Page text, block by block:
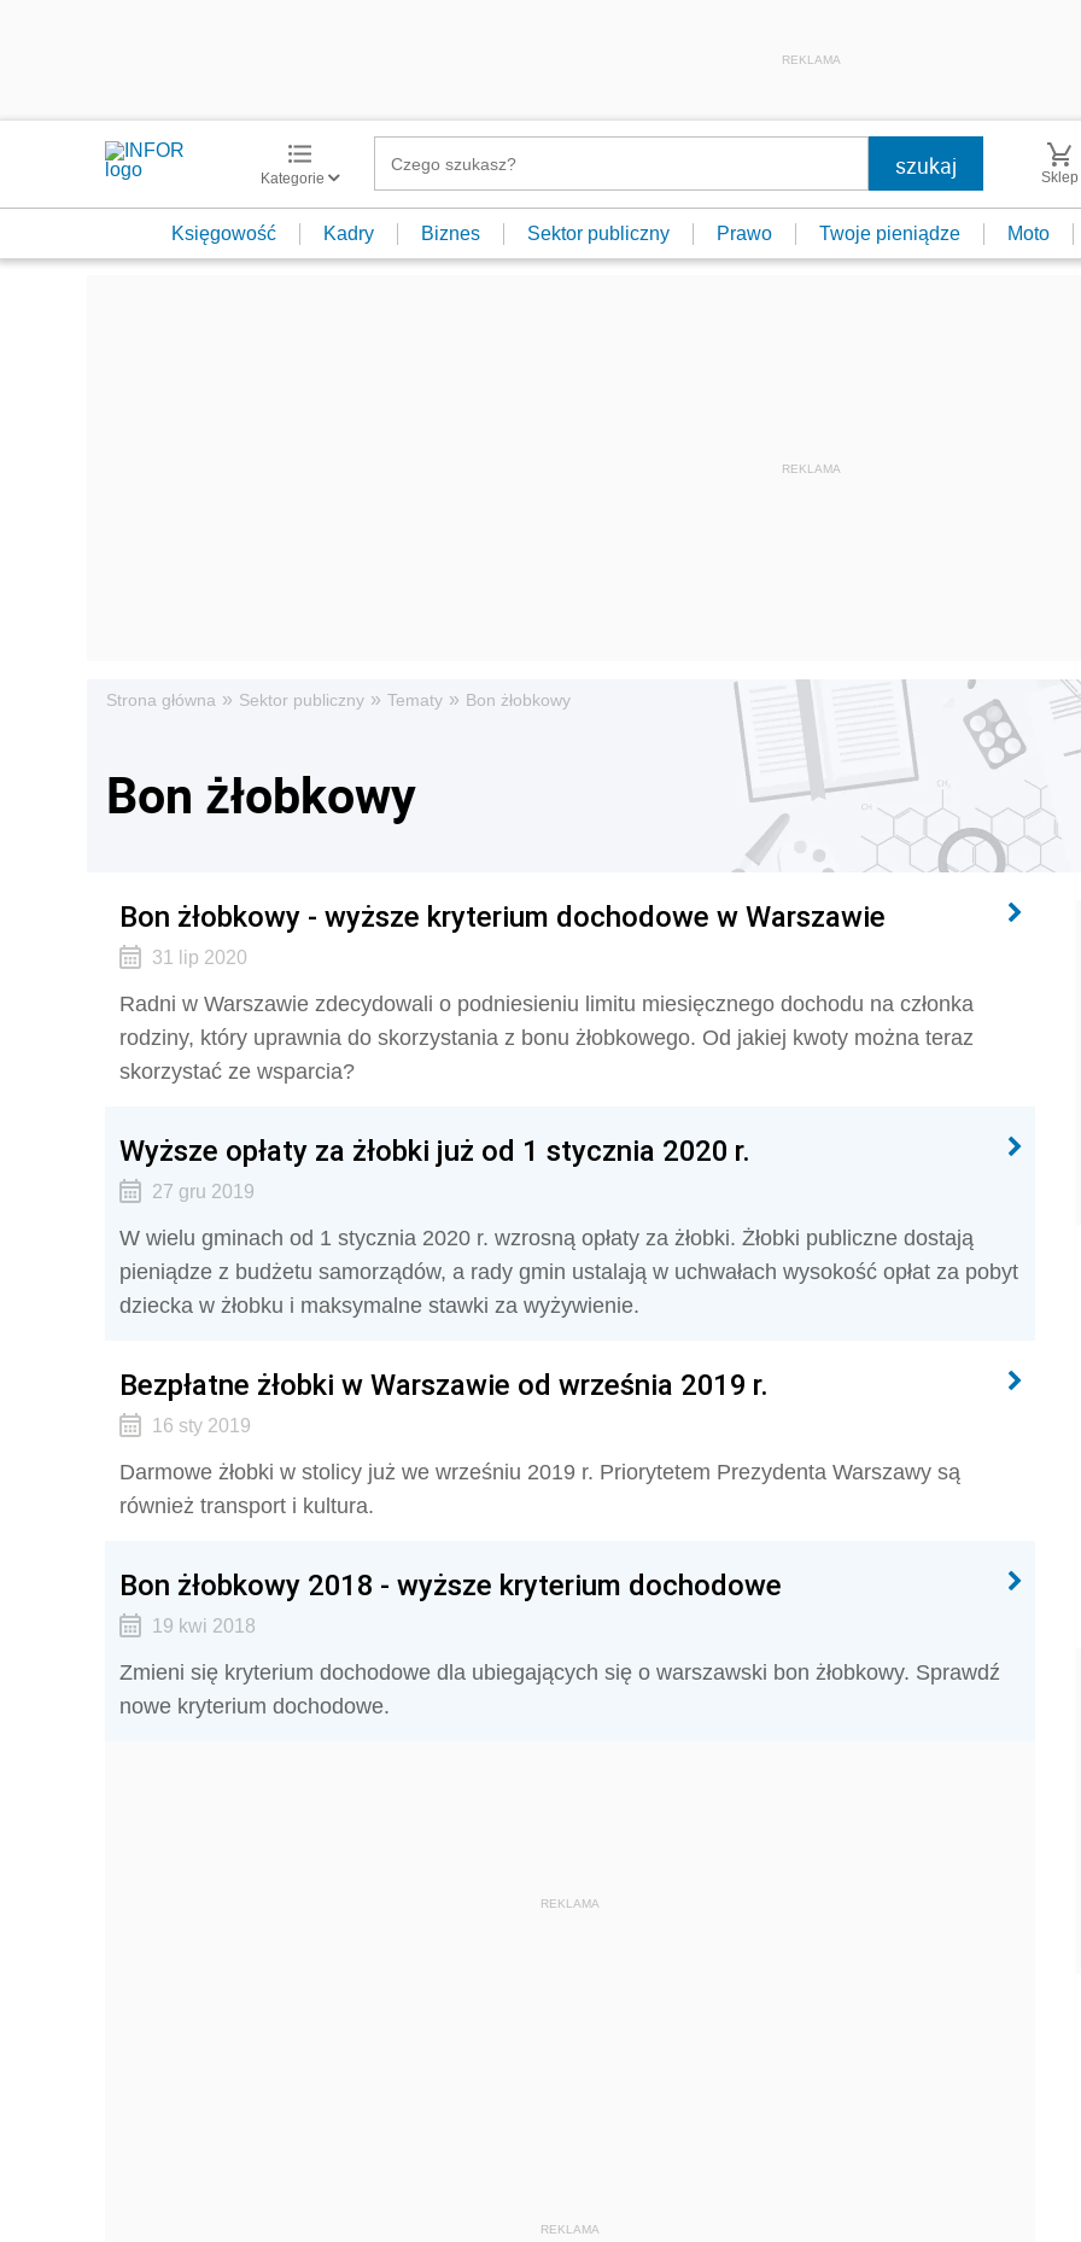
REKLAMA
Kategorie Sklep
Księgowość Kadry Biznes Sektor publiczny Prawo Twoje pieniądze Moto
Strona główna » Sektor publiczny » Tematy » Bon żłobkowy
Bon żłobkowy
Bon żłobkowy - wyższe kryterium dochodowe w Warszawie
31 lip 2020
Radni w Warszawie zdecydowali o podniesieniu limitu miesięcznego dochodu na członka
rodziny, który uprawnia do skorzystania z bonu żłobkowego. Od jakiej kwoty można teraz
skorzystać ze wsparcia?
Wyższe opłaty za żłobki już od 1 stycznia 2020 r.
27 gru 2019
W wielu gminach od 1 stycznia 2020 r. wzrosną opłaty za żłobki. Żłobki publiczne dostają
pieniądze z budżetu samorządów, a rady gmin ustalają w uchwałach wysokość opłat za pobyt
dziecka w żłobku i maksymalne stawki za wyżywienie.
Bezpłatne żłobki w Warszawie od września 2019 r.
16 sty 2019
Darmowe żłobki w stolicy już we wrześniu 2019 r. Priorytetem Prezydenta Warszawy są
również transport i kultura.
Bon żłobkowy 2018 - wyższe kryterium dochodowe
19 kwi 2018
Zmieni się kryterium dochodowe dla ubiegających się o warszawski bon żłobkowy. Sprawdź
nowe kryterium dochodowe.
REKLAMA
REKLAMA